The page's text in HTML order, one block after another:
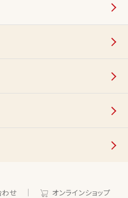
わせ オンラインショップ